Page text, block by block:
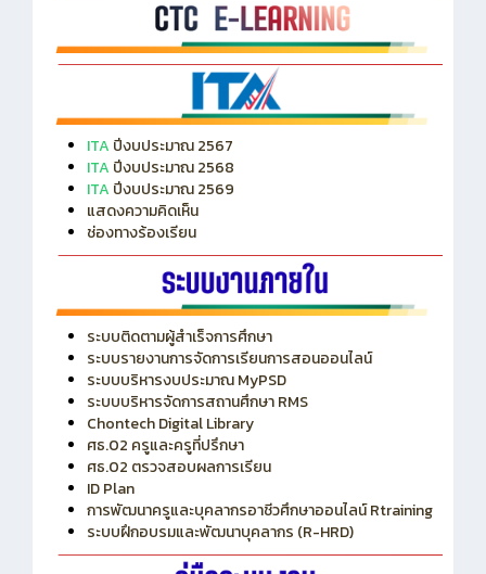
ITA ปีงบประมาณ 2567
ITA ปีงบประมาณ 2568
ITA ปีงบประมาณ 2569
แสดงความคิดเห็น
ช่องทางร้องเรียน
ระบบติดตามผู้สำเร็จการศึกษา
ระบบรายงานการจัดการเรียนการสอนออนไลน์
ระบบบริหารงบประมาณ MyPSD
ระบบบริหารจัดการสถานศึกษา RMS
Chontech Digital Library
ศธ.02 ครูและครูที่ปรึกษา
ศธ.02 ตรวจสอบผลการเรียน
ID Plan
การพัฒนาครูและบุคลากรอาชีวศึกษาออนไลน์ Rtraining
ระบบฝึกอบรมและพัฒนาบุคลากร (R-HRD)